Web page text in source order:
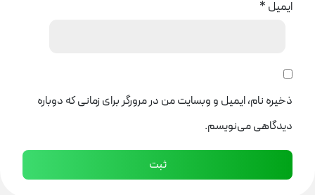
ایمیل *
ذخیره نام، ایمیل و وبسایت من در مرورگر برای زمانی که دوباره
دیدگاهی می‌نویسم.